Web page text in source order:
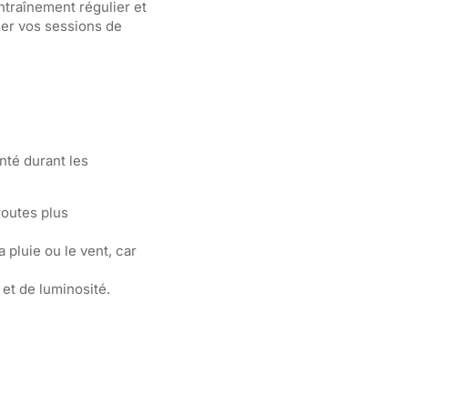
régulier et
vos sessions de
durant les
plus
pluie ou le vent, car
de luminosité.